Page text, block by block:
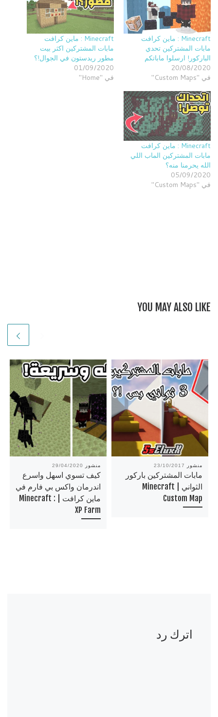
Minecraft : ماين كرافت
مابات المشتركين تحدي
الباركور! ارسلوا ماباتكم
20/08/2020
في "Custom Maps"
Minecraft : ماين كرافت
مابات المشتركين اكثر بيت
مطور ريدستون في الجوال!؟
01/09/2020
في "Home"
Minecraft : ماين كرافت
مابات المشتركين الماب اللي
الله يحرمنا منه؟
05/09/2020
في "Custom Maps"
YOU MAY ALSO LIKE
منشور 29/04/2020
كيف تسوي اسهل واسرع
اندرمان واكس بي فارم في
ماين كرافت | Minecraft :
XP Farm
منشور 23/10/2017
مابات المشتركين باركور
الثواني | Minecraft
Custom Map
اترك رد